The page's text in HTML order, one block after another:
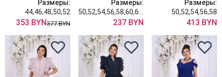
Размеры:
44,46,48,50,52
353 BYN377 BYN
Размеры:
237 BYN
Размеры:
50,52,54,56,58
413 BYN